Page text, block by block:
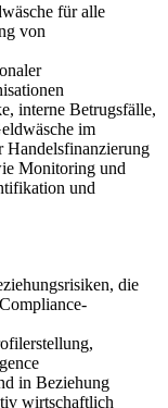
für alle
von
interne Betrugsfälle,
im
Handelsfinanzierung
Monitoring und
und
die
in Beziehung
wirtschaftlich